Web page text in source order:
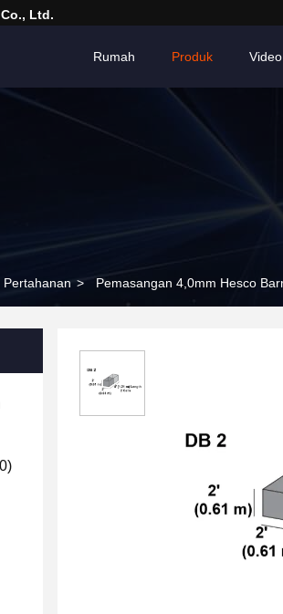
Ltd.
Rumah Produk Video
Pertahanan > Pemasangan 4,0mm Hesco